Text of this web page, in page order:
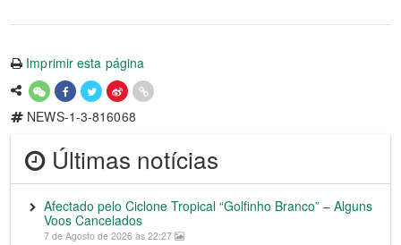
Imprimir esta página
NEWS-1-3-816068
Últimas notícias
Afectado pelo Ciclone Tropical “Golfinho Branco” – Alguns
Voos Cancelados
7 de Agosto de 2026 às 22:27